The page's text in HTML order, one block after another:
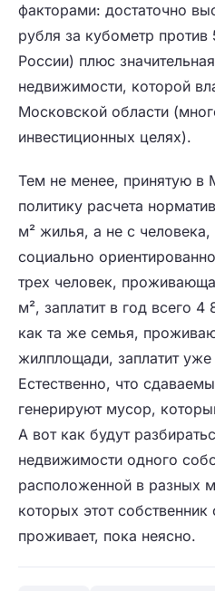
факторами: достаточно
рубля за кубометр
России) плюс
недвижимости, которой
Московской области
инвестиционных целях).
Тем не менее, принятую в
политику расчета
м² жилья, а не с
социально
трех человек,
м², заплатит в год всего
как та же семья,
жилплощади, заплатит
Естественно, что
генерируют мусор,
А вот как будут
недвижимости одного
расположенной в разных
которых этот
проживает, пока неясно.